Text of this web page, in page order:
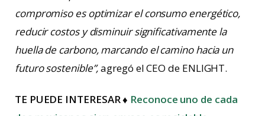
compromiso es optimizar el consumo energético,
reducir costos y disminuir significativamente la
huella de carbono, marcando el camino hacia un
futuro sostenible”,agregó el CEO de ENLIGHT.
TE PUEDE INTERESAR ♦ Reconoce uno de cada